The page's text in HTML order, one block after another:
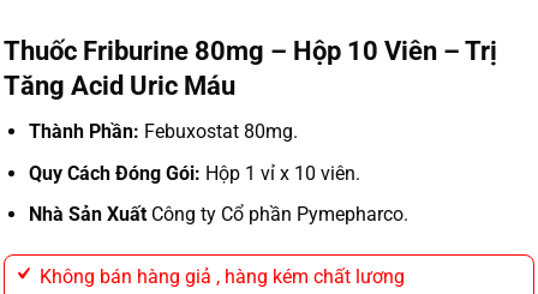
Thuốc Friburine 80mg – Hộp 10 Viên – Trị
Tăng Acid Uric Máu
Thành Phần: Febuxostat 80mg.
Quy Cách Đóng Gói: Hộp 1 vỉ x 10 viên.
Nhà Sản Xuất Công ty Cổ phần Pymepharco.
Không bán hàng giả , hàng kém chất lương